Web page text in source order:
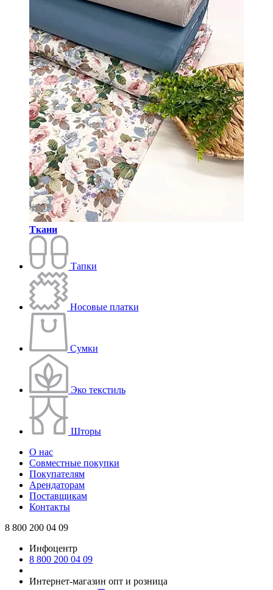
Ткани
Тапки
Носовые платки
Сумки
Эко текстиль
Шторы
О нас
Совместные покупки
Покупателям
Арендаторам
Поставщикам
Контакты
8 800 200 04 09
Инфоцентр
8 800 200 04 09
Интернет-магазин опт и розница